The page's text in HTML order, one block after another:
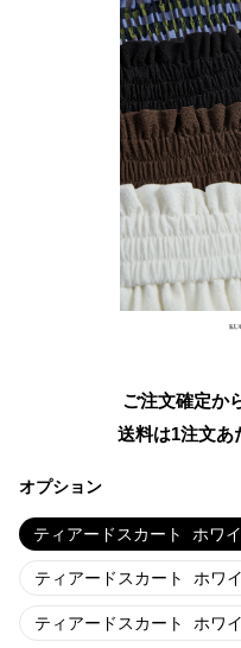
ご注文確定か
送料は1注文あ
オプション
ティアードスカート ホワ
ティアードスカート ホワ
ティアードスカート ホワ